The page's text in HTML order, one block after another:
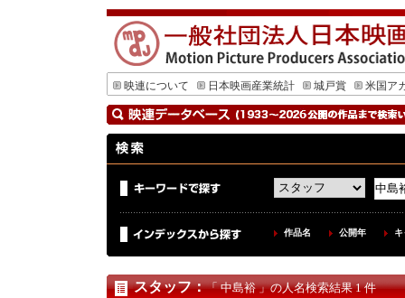
映連について 日本映画産業統計 城戸賞 米国ア
作品名 公開年
スタッフ：「 中島裕 」の人名検索結果 1 件